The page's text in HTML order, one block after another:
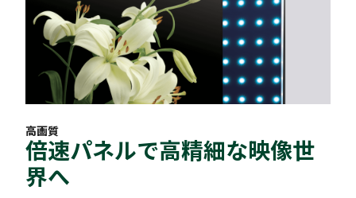
高画質
倍速パネルで高精細な映像世
界へ